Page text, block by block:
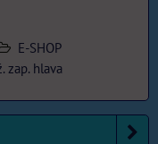
E-SHOP
zap. hlava